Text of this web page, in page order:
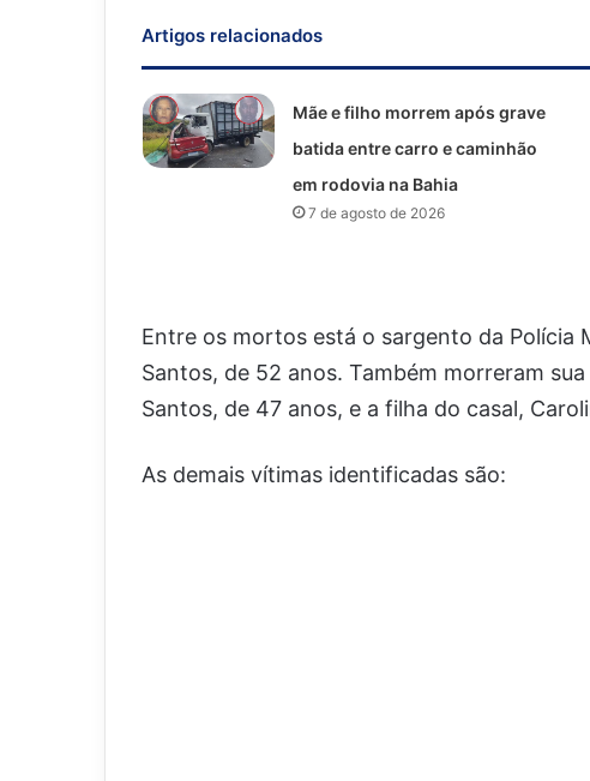
Artigos relacionados
Mãe e filho morrem após grave
batida entre carro e caminhão
em rodovia na Bahia
7 de agosto de 2026
Entre os mortos está o sargento da Polícia
Santos, de 52 anos. Também morreram
Santos, de 47 anos, e a filha do casal,
As demais vítimas identificadas são: